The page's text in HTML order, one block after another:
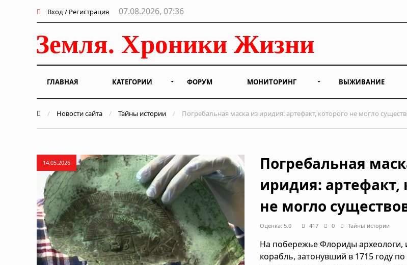
Вход / Регистрация 07.08.2026, 07:36
ГЛАВНАЯ КАТЕГОРИИ ФОРУМ МОНИТОРИНГ ВЫЖИВАНИЕ
/ Новости сайта / Тайны истории / Погребальная маска из иридия: артефакт, которого не могло
14.05.2026
Погребальная
иридия: артефакт,
не могло
Оценка: 5.0 417 0 Тайны истории
На побережье Флориды археологи,
корабль, затонувший в 1715 году